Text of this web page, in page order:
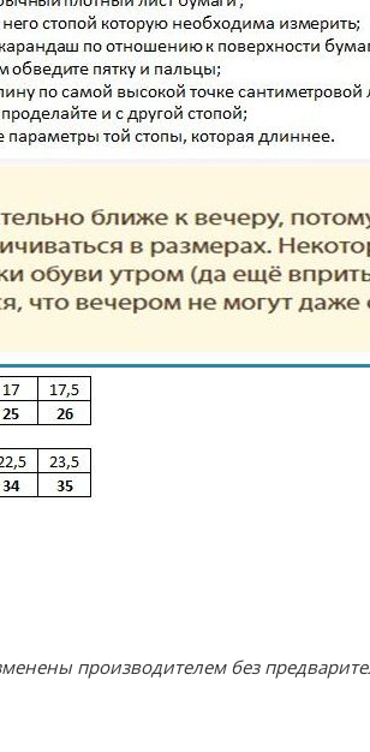
производителем без